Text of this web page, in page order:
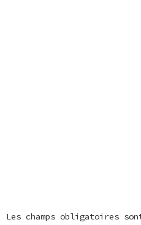
Les champs obligatoires